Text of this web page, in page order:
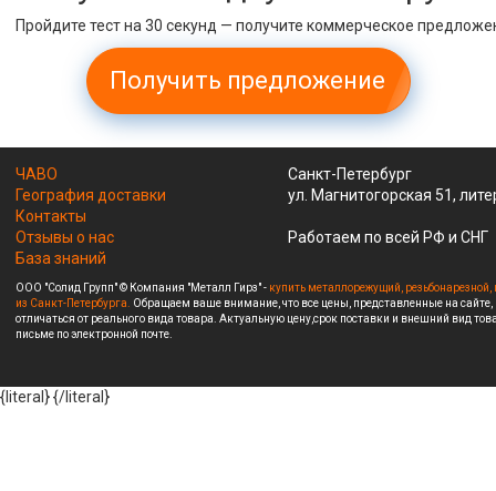
Пройдите тест на 30 секунд — получите коммерческое
Получить предложение
ЧАВО
География доставки
Контакты
Отзывы о нас
База знаний
Санкт-Петербург
ул. Магнитогорская 51,
Работаем по всей РФ и СНГ
ООО "Солид Групп" © Компания "Металл Гирз" - купить металлорежущий,
из Санкт-Петербурга. Обращаем ваше внимание, что все цены, представленные на
отличаться от реального вида товара. Актуальную цену,срок поставки и внешний вид
письме по электронной почте.
{literal}{/literal}